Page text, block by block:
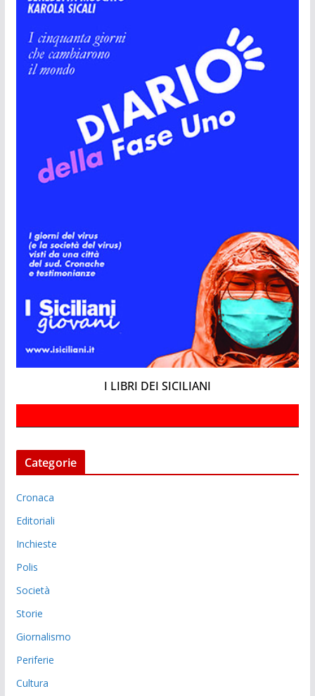
I LIBRI DEI SICILIANI
Categorie
Cronaca
Editoriali
Inchieste
Polis
Società
Storie
Giornalismo
Periferie
Cultura